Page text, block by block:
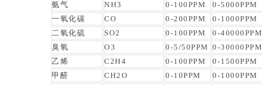
氨气
NH3 0-100PPM
0-5000PPM
一氧化碳
CO 0-200PPM
0-1000PPM
二氧化硫
SO2 0-100PPM
0-40000PPM
臭氧
O3 0-5/50PPM
0-30000PPM
乙烯
C2H4 0-100PPM
0-1500PPM
甲醛
CH2O 0-10PPM
0-1000PPM